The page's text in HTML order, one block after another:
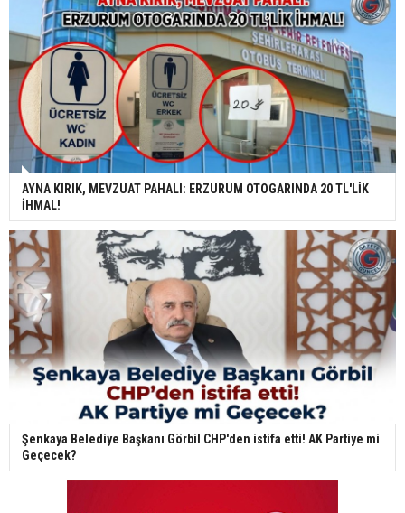
AYNA KIRIK, MEVZUAT PAHALI: ERZURUM OTOGARINDA 20 TL'LİK
İHMAL!
Şenkaya Belediye Başkanı Görbil CHP'den istifa etti! AK Partiye mi
Geçecek?